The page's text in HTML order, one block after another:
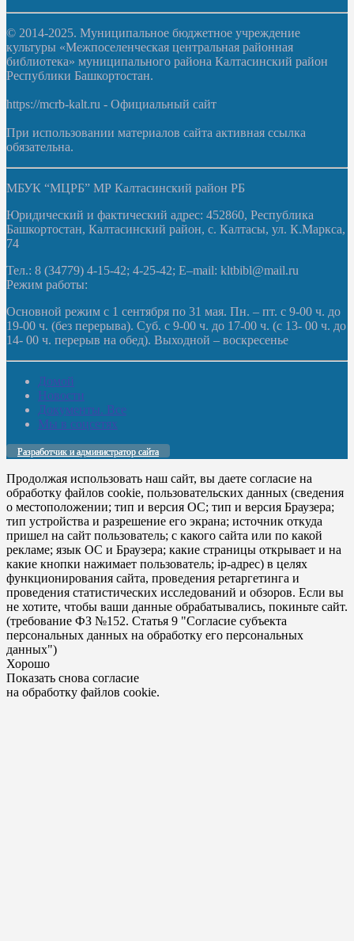
© 2014-2025. Муниципальное бюджетное учреждение
культуры «Межпоселенческая центральная районная
библиотека» муниципального района Калтасинский район
Республики Башкортостан.
https://mcrb-kalt.ru - Официальный сайт
При использовании материалов сайта активная ссылка
обязательна.
МБУК “МЦРБ” МР Калтасинский район РБ
Юридический и фактический адрес: 452860, Республика
Башкортостан, Калтасинский район, с. Калтасы, ул. К.Маркса,
74
Тел.: 8 (34779) 4-15-42; 4-25-42; E–mail: kltbibl@mail.ru
Режим работы:
Основной режим с 1 сентября по 31 мая. Пн. – пт. с 9-00 ч. до
19-00 ч. (без перерыва). Суб. с 9-00 ч. до 17-00 ч. (с 13- 00 ч. до
14- 00 ч. перерыв на обед). Выходной – воскресенье
Домой
Новости
Документы. Все
Мы в соцсетях
Разработчик и администратор сайта
Продолжая использовать наш сайт, вы даете согласие на
обработку файлов cookie, пользовательских данных (сведения
о местоположении; тип и версия ОС; тип и версия Браузера;
тип устройства и разрешение его экрана; источник откуда
пришел на сайт пользователь; с какого сайта или по какой
рекламе; язык ОС и Браузера; какие страницы открывает и на
какие кнопки нажимает пользователь; ip-адрес) в целях
функционирования сайта, проведения ретаргетинга и
проведения статистических исследований и обзоров. Если вы
не хотите, чтобы ваши данные обрабатывались, покиньте сайт.
(требование ФЗ №152. Статья 9 "Согласие субъекта
персональных данных на обработку его персональных
данных")
Хорошо
Показать снова согласие
на обработку файлов cookie.